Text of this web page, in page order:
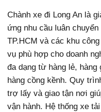
Chành xe đi Long An là
ứng nhu cầu luân
TP.HCM và các khu
vụ phù hợp cho doanh
đa dạng từ hàng lẻ,
hàng cồng kềnh. Quy
trợ lấy và giao tận nơi
vận hành. Hệ thống xe